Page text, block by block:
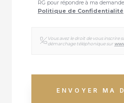
RG pour répondre à ma
Politique de Confidentialité.
Vous avez le droit de vous inscrire
démarchage téléphonique sur
ENVOYER MA